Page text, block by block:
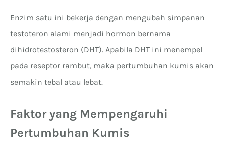
Enzim satu ini bekerja dengan mengubah simpanan
testoteron alami menjadi hormon bernama
dihidrotestosteron (DHT). Apabila DHT ini menempel
pada reseptor rambut, maka pertumbuhan kumis akan
semakin tebal atau lebat.
Faktor yang Mempengaruhi
Pertumbuhan Kumis